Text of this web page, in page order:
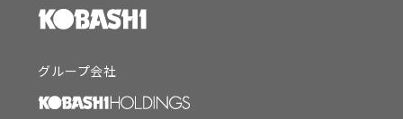
グループ会社